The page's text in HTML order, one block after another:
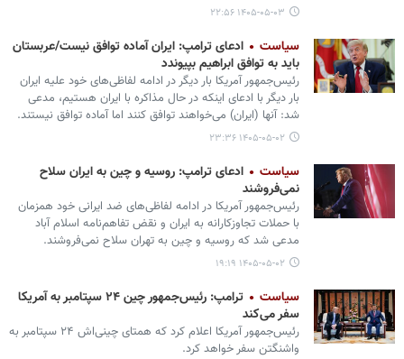
۱۴۰۵-۰۵-۰۳ ۲۲:۵۶
سیاست
ادعای ترامپ: ایران آماده توافق نیست/عربستان
باید به توافق ابراهیم بپیوندد
رئیس‌جمهور آمریکا بار دیگر در ادامه لفاظی‌های خود علیه ایران
بار دیگر با ادعای اینکه در حال مذاکره با ایران هستیم، مدعی
شد: آنها (ایران) می‌خواهند توافق کنند اما آماده توافق نیستند.
۱۴۰۵-۰۵-۰۲ ۲۳:۳۶
سیاست
ادعای ترامپ: روسیه و چین به ایران سلاح
نمی‌فروشند
رئیس‌جمهور آمریکا در ادامه لفاظی‌های ضد ایرانی خود همزمان
با حملات تجاوزکارانه به ایران و نقض تفاهم‌نامه اسلام آباد
مدعی شد که روسیه و چین به تهران سلاح نمی‌فروشند.
۱۴۰۵-۰۵-۰۲ ۱۹:۱۹
سیاست
ترامپ: رئیس‌جمهور چین ۲۴ سپتامبر به آمریکا
سفر می‌کند
رئیس‌جمهور آمریکا اعلام کرد که همتای ‌چینی‌اش ۲۴ سپتامبر به
واشنگتن سفر خواهد کرد.